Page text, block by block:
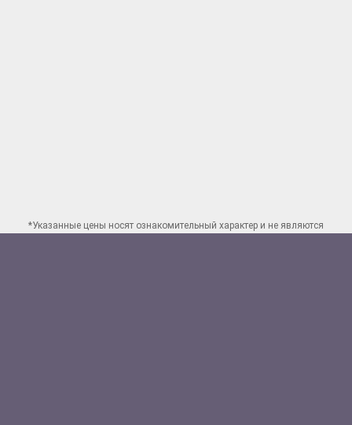
*Указанные цены носят ознакомительный характер и не являются